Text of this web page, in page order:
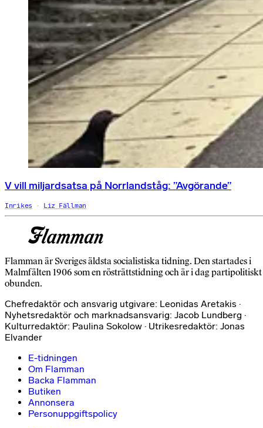
V vill miljardsatsa på Norrlandståg: ”Avgörande”
Inrikes Liz Fällman
Flamman är Sveriges äldsta socialistiska tidning. Den startades i
Malmfälten 1906 som en rösträttstidning och är i dag partipolitiskt
obunden.
Chefredaktör och ansvarig utgivare: Leonidas Aretakis ·
Nyhetsredaktör och marknadsansvarig: Jacob Lundberg ·
Kulturredaktör: Paulina Sokolow · Utrikesredaktör: Jonas
Elvander
E-tidningen
Om Flamman
Backa Flamman
Butiken
Annonsera
Personuppgiftspolicy